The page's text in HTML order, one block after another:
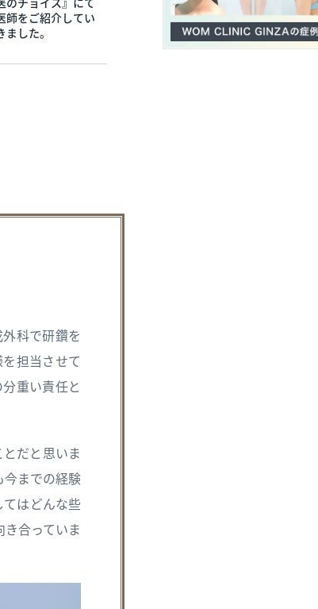
師をご紹介してい
ました。
科で研鑽を
担当させて
重い責任と
だと思いま
までの経験
はどんな些
合っていま